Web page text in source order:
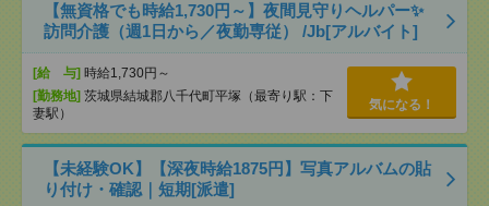
【無資格でも時給1,730円～】夜間見守りヘルパー✨
訪問介護（週1日から／夜勤専従） /Jb[アルバイト]
[給 与] 時給1,730円～
[勤務地] 茨城県結城郡八千代町平塚（最寄り駅：下
妻駅）
気になる！
【未経験OK】【深夜時給1875円】写真アルバムの貼
り付け・確認｜短期[派遣]